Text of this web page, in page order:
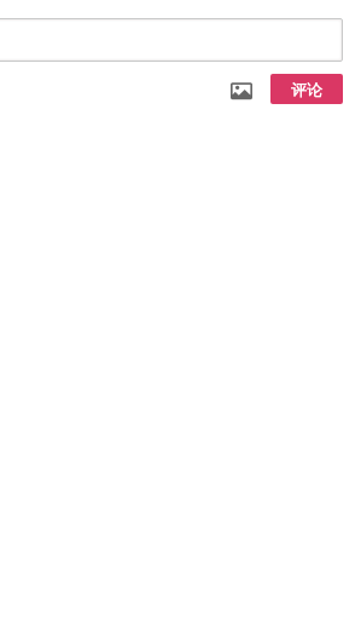
评论